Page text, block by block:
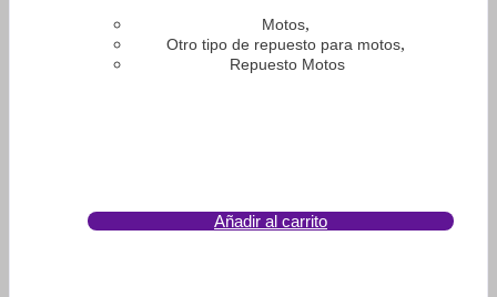
Motos,
Otro tipo de repuesto para motos,
Repuesto Motos
Añadir al carrito